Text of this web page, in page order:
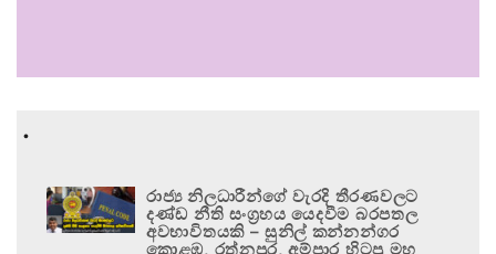
.
රාජ්‍ය නිලධාරීන්ගේ වැරදි තීරණවලට
දණ්ඩ නීති සංග්‍රහය යෙදවීම බරපතල
අවභාවිතයකි – සුනිල් කන්නන්ගර
කොළඹ, රත්නපුර, අම්පාර හිටපු මහ